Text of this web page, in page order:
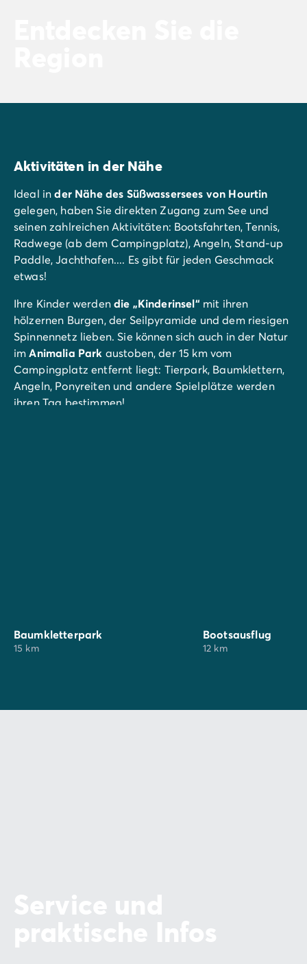
Aktivitäten in der Nähe
Ideal inder Nähe des Süßwassersees von Hourtin
gelegen, haben Sie direkten Zugang zum See und
seinen zahlreichen Aktivitäten: Bootsfahrten, Tennis,
Radwege (ab dem Campingplatz), Angeln, Stand-up
Paddle, Jachthafen.... Es gibt für jeden Geschmack
etwas!
Ihre Kinder werdendie „Kinderinsel“ mit ihren
hölzernen Burgen, der Seilpyramide und dem riesigen
Spinnennetz lieben. Sie können sich auch in der Natur
imAnimalia Park austoben, der 15 km vom
Campingplatz entfernt liegt: Tierpark, Baumklettern,
Angeln, Ponyreiten und andere Spielplätze werden
ihren Tag bestimmen!
Baumkletterpark
15 km
Bootsausflug
12 km